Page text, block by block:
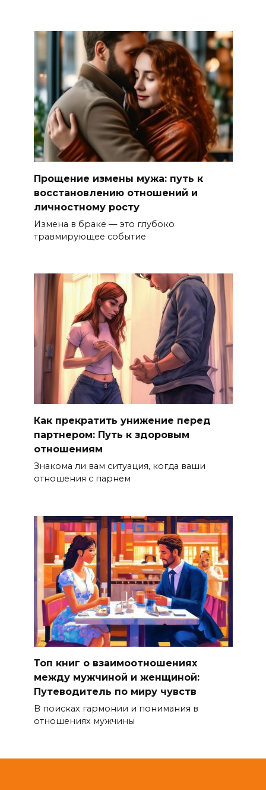
Прощение измены мужа: путь к
восстановлению отношений и
личностному росту
Измена в браке — это глубоко
травмирующее событие
Как прекратить унижение перед
партнером: Путь к здоровым
отношениям
Знакома ли вам ситуация, когда ваши
отношения с парнем
Топ книг о взаимоотношениях
между мужчиной и женщиной:
Путеводитель по миру чувств
В поисках гармонии и понимания в
отношениях мужчины